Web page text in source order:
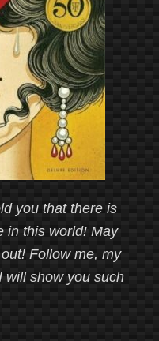
you that there is
in this world! May
Follow me, my
will show you such